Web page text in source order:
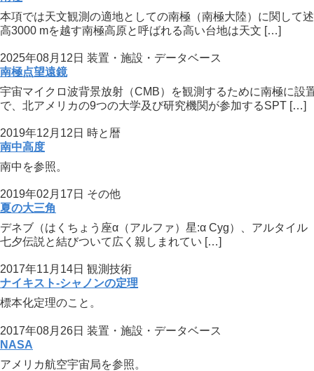
本項では天文観測の適地としての南極（南極大陸）に関して
高3000 mを越す南極高原と呼ばれる高い台地は天文 […]
2025年08月12日 装置・施設・データベース
南極点望遠鏡
宇宙マイクロ波背景放射（CMB）を観測するために南極に
で、北アメリカの9つの大学及び研究機関が参加するSPT […]
2019年12月12日 時と暦
南中高度
南中を参照。
2019年02月17日 その他
夏の大三角
デネブ（はくちょう座α（アルファ）星:α Cyg）、アルタイ
七夕伝説と結びついて広く親しまれてい […]
2017年11月14日 観測技術
ナイキスト-シャノンの定理
標本化定理のこと。
2017年08月26日 装置・施設・データベース
NASA
アメリカ航空宇宙局を参照。